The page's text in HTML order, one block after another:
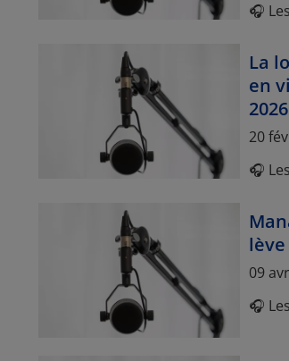
🎧
La
en
2026
20
🎧
lève
09
🎧